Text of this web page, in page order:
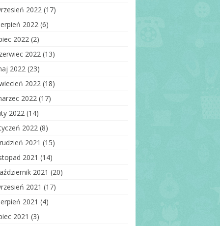
2022 (17)
2022 (6)
2022 (2)
2022 (13)
2022 (23)
2022 (18)
2022 (17)
2022 (14)
2022 (8)
2021 (15)
2021 (14)
2021 (20)
2021 (17)
2021 (4)
2021 (3)